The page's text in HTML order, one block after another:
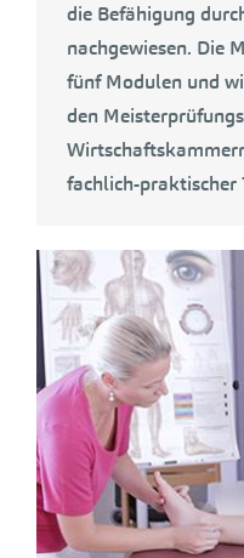
die Befähigung
nachgewiesen. Die
fünf Modulen und
den
fachlich-